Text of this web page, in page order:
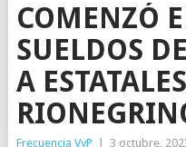
COMENZÓ
SUELDOS
A ESTATALES
Frecuencia VyP 3 octubre,